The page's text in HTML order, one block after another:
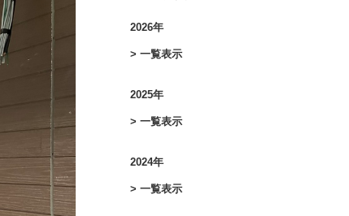
2026年
> 一覧表示
2025年
> 一覧表示
2024年
> 一覧表示